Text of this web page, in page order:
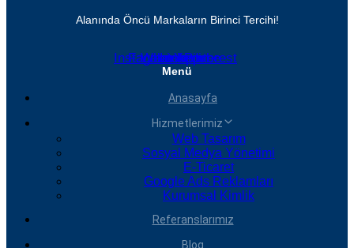
Alanında Öncü Markaların Birinci Tercihi!
Instagram
Facebook
Whatsapp
Linkedin
Youtube
Pinterest
Menü
Anasayfa
Hizmetlerimiz
Web Tasarım
Sosyal Medya Yönetimi
E-Ticaret
Google Ads Reklamları
Kurumsal Kimlik
Referanslarımız
Blog